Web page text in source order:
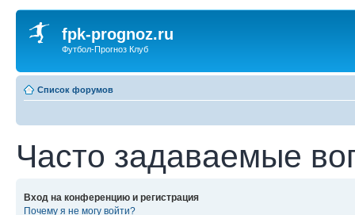
fpk-prognoz.ru
Футбол-Прогноз Клуб
Список форумов
Часто задаваемые
Вход на конференцию и регистрация
Почему я не могу войти?